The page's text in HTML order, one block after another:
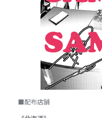
■配布店舗